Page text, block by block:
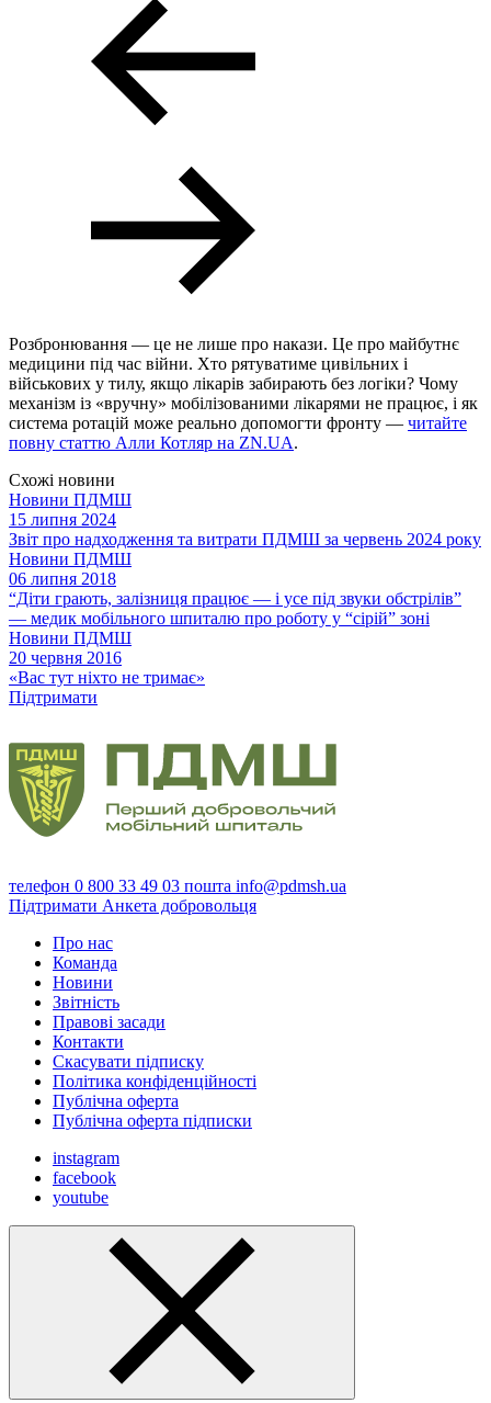
Розбронювання — це не лише про накази. Це про майбутнє
медицини під час війни. Хто рятуватиме цивільних і
військових у тилу, якщо лікарів забирають без логіки? Чому
механізм із «вручну» мобілізованими лікарями не працює, і як
система ротацій може реально допомогти фронту — читайте
повну статтю Алли Котляр на ZN.UA.
Схожі новини
Новини ПДМШ
15 липня 2024
Звіт про надходження та витрати ПДМШ за червень 2024 року
Новини ПДМШ
06 липня 2018
“Діти грають, залізниця працює — і усе під звуки обстрілів”
— медик мобільного шпиталю про роботу у “сірій” зоні
Новини ПДМШ
20 червня 2016
«Вас тут ніхто не тримає»
Підтримати
телефон 0 800 33 49 03 пошта info@pdmsh.ua
Підтримати Анкета добровольця
Про нас
Команда
Новини
Звітність
Правові засади
Контакти
Скасувати підписку
Політика конфіденційності
Публічна оферта
Публічна оферта підписки
instagram
facebook
youtube